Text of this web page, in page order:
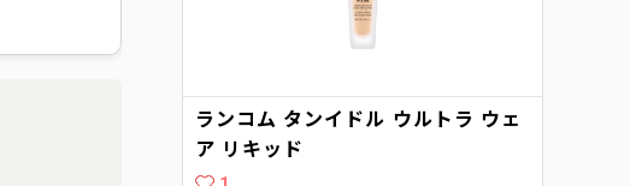
ランコム タンイドル ウルトラ ウェ
ア リキッド